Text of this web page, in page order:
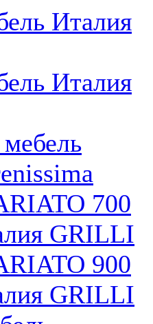
Италия
Италия
700
GRILLI
900
GRILLI